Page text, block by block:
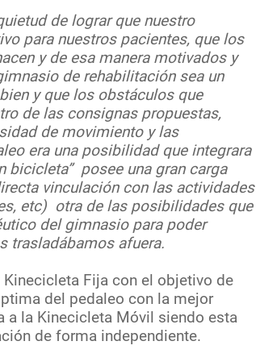
de lograr que nuestro
para nuestros pacientes, que los
y de esa manera motivados y
de rehabilitación sea un
y que los obstáculos que
de las consignas propuestas,
de movimiento y las
era una posibilidad que integrara
bicicleta” posee una gran carga
vinculación con las actividades
etc) otra de las posibilidades que
del gimnasio para poder
trasladábamos afuera.
Fija con el objetivo de
del pedaleo con la mejor
a la Kinecicleta Móvil siendo esta
de forma independiente.